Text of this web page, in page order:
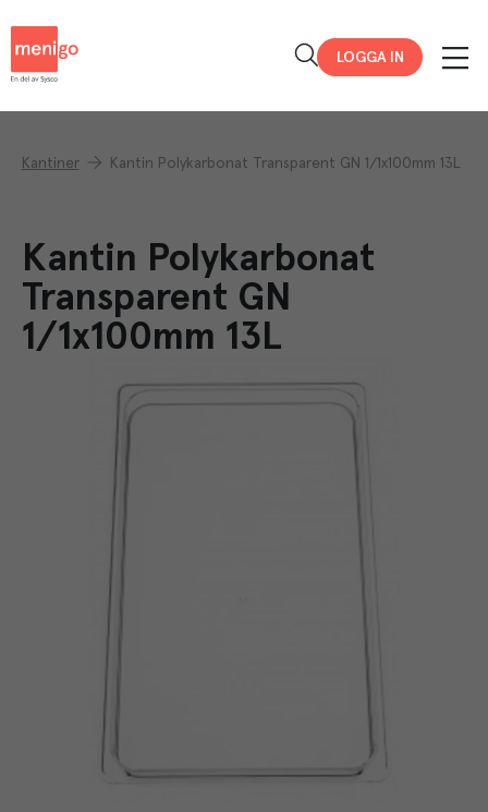
LOGGA IN
Kantiner Kantin Polykarbonat Transparent GN 1/1x100mm 13L
Kantin Polykarbonat
Transparent GN
1/1x100mm 13L